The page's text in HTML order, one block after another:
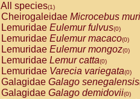
All species(1)
Cheirogaleidae Microcebus
Lemuridae Eulemur fulvus(0)
Lemuridae Eulemur macaco(0)
Lemuridae Eulemur mongoz(0)
Lemuridae Lemur catta(0)
Lemuridae Varecia variegata(0)
Galagidae Galago senegalensis
Galagidae Galago demidovii(0)